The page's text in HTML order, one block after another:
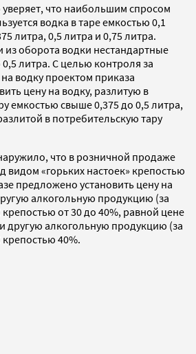
уверяет, что наибольшим спросом
водка в таре емкостью 0,1
литра, 0,5 литра и 0,75 литра.
оборота водки нестандартные
литра. С целью контроля за
водку проектом приказа
цену на водку, разлитую в
емкостью свыше 0,375 до 0,5 литра,
в потребительскую тару
что в розничной продаже
видом «горьких настоек» крепостью
предложено установить цену на
алкогольную продукцию (за
от 30 до 40%, равной цене
другую алкогольную продукцию (за
40%.